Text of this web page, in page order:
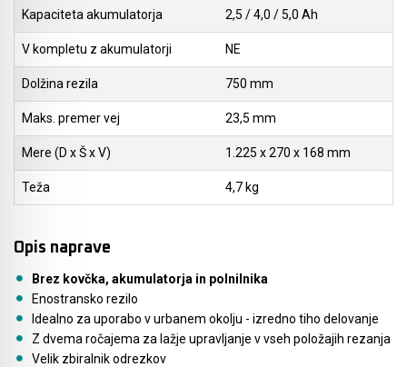
Kapaciteta akumulatorja 2,5 / 4,0 / 5,0 Ah
V kompletu z akumulatorji NE
Dolžina rezila 750 mm
Maks. premer vej 23,5 mm
Mere (D x Š x V) 1.225 x 270 x 168 mm
Teža 4,7 kg
Opis naprave
Brez kovčka, akumulatorja in polnilnika
Enostransko rezilo
Idealno za uporabo v urbanem okolju - izredno tiho delovanje
Z dvema ročajema za lažje upravljanje v vseh položajih rezanja
Velik zbiralnik odrezkov
Akumulatorski vezalci in rezalniki armature &
navojnih palic
Akumulatorski čistilniki